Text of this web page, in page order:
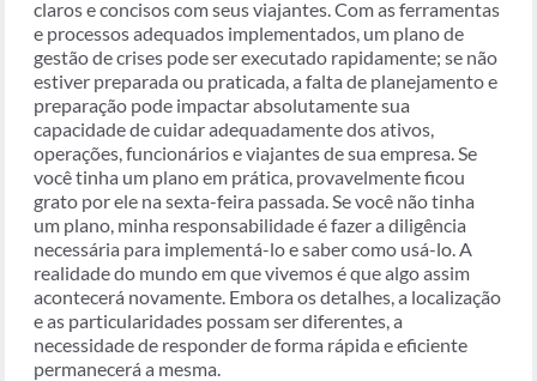
claros e concisos com seus viajantes. Com as ferramentas
e processos adequados implementados, um plano de
gestão de crises pode ser executado rapidamente; se não
estiver preparada ou praticada, a falta de planejamento e
preparação pode impactar absolutamente sua
capacidade de cuidar adequadamente dos ativos,
operações, funcionários e viajantes de sua empresa. Se
você tinha um plano em prática, provavelmente ficou
grato por ele na sexta-feira passada. Se você não tinha
um plano, minha responsabilidade é fazer a diligência
necessária para implementá-lo e saber como usá-lo. A
realidade do mundo em que vivemos é que algo assim
acontecerá novamente. Embora os detalhes, a localização
e as particularidades possam ser diferentes, a
necessidade de responder de forma rápida e eficiente
permanecerá a mesma.